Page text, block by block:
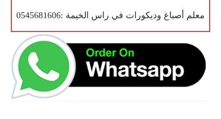
معلم أصباغ وديكورات في راس الخيمة :0545681606